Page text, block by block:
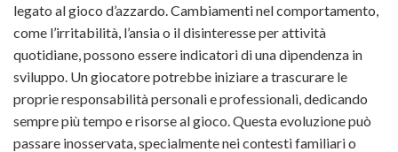
legato al gioco d’azzardo. Cambiamenti nel comportamento,
come l’irritabilità, l’ansia o il disinteresse per attività
quotidiane, possono essere indicatori di una dipendenza in
sviluppo. Un giocatore potrebbe iniziare a trascurare le
proprie responsabilità personali e professionali, dedicando
sempre più tempo e risorse al gioco. Questa evoluzione può
passare inosservata, specialmente nei contesti familiari o